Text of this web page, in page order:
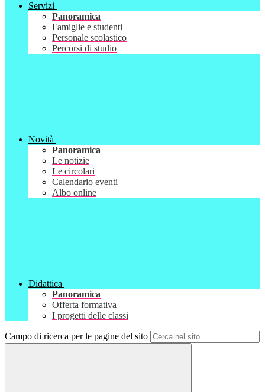
Servizi
Panoramica
Famiglie e studenti
Personale scolastico
Percorsi di studio
Novità
Panoramica
Le notizie
Le circolari
Calendario eventi
Albo online
Didattica
Panoramica
Offerta formativa
I progetti delle classi
Campo di ricerca per le pagine del sito